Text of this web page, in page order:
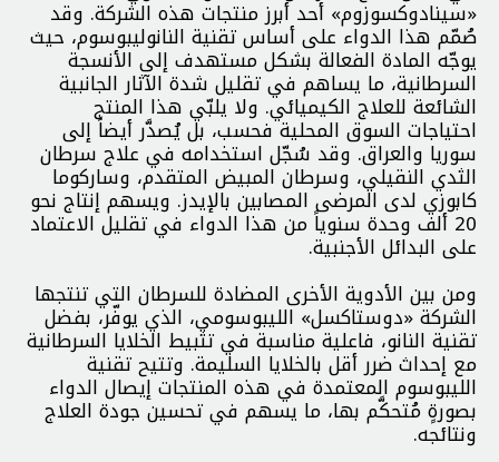
«سينادوكسوزوم» أحد أبرز منتجات هذه الشركة. وقد
صُمّم هذا الدواء على أساس تقنية النانوليبوسوم، حيث
يوجّه المادة الفعالة بشكل مستهدف إلى الأنسجة
السرطانية، ما يساهم في تقليل شدة الآثار الجانبية
الشائعة للعلاج الكيميائي. ولا يلبّي هذا المنتج
احتياجات السوق المحلية فحسب، بل يُصدَّر أيضاً إلى
سوريا والعراق. وقد سُجّل استخدامه في علاج سرطان
الثدي النقيلي، وسرطان المبيض المتقدم، وساركوما
كابوزي لدى المرضى المصابين بالإيدز. ويسهم إنتاج نحو
20 ألف وحدة سنوياً من هذا الدواء في تقليل الاعتماد
على البدائل الأجنبية.
ومن بين الأدوية الأخرى المضادة للسرطان التي تنتجها
الشركة «دوستاکسل» الليبوسومي، الذي يوفّر، بفضل
تقنية النانو، فاعلية مناسبة في تثبيط الخلايا السرطانية
مع إحداث ضرر أقل بالخلايا السليمة. وتتيح تقنية
الليبوسوم المعتمدة في هذه المنتجات إيصال الدواء
بصورةٍ مُتحكَّم بها، ما يسهم في تحسين جودة العلاج
ونتائجه.